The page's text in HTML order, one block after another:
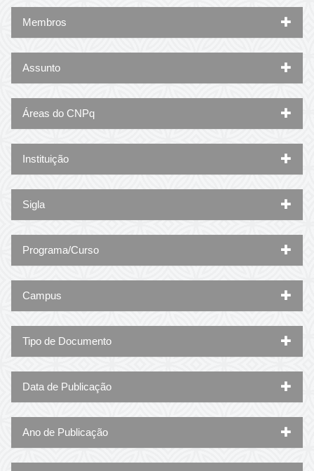
Membros
Assunto
Áreas do CNPq
Instituição
Sigla
Programa/Curso
Campus
Tipo de Documento
Data de Publicação
Ano de Publicação